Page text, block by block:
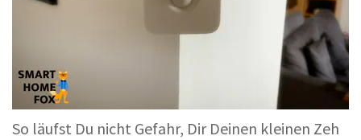
So läufst Du nicht Gefahr, Dir Deinen kleinen Zeh